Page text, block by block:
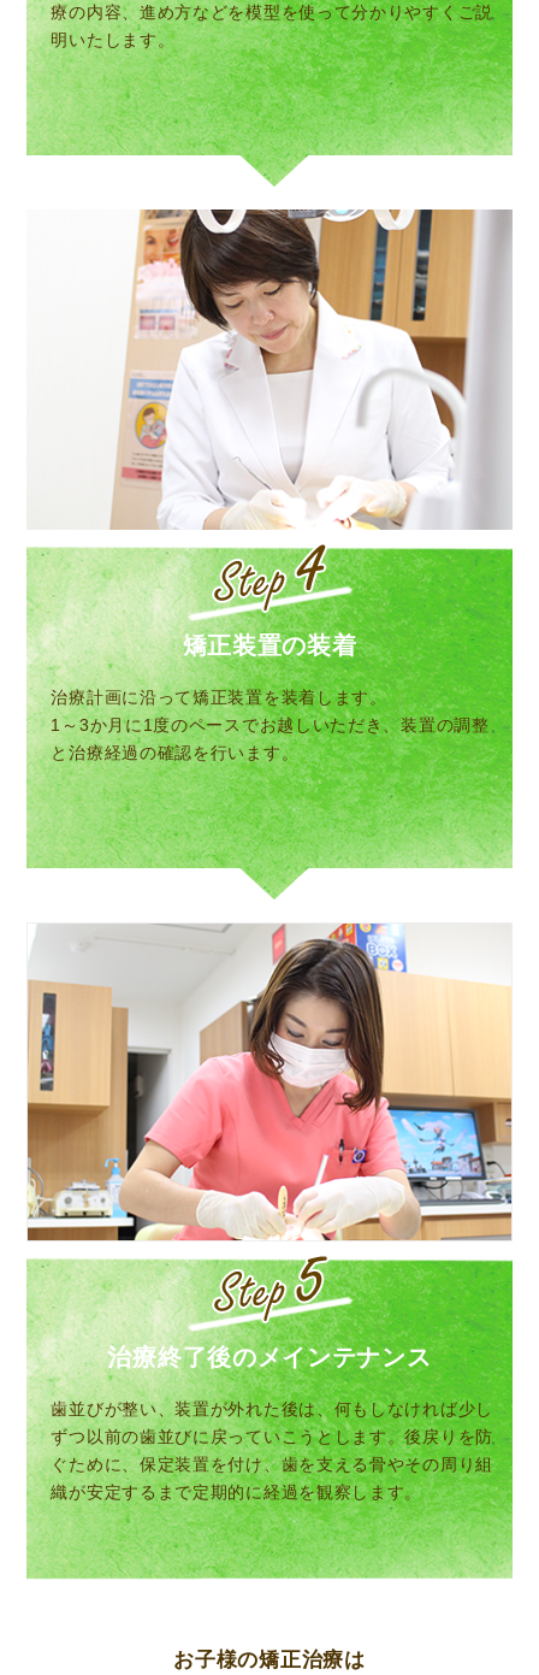
療の内容、進め方などを模型を使って分かりやすくご説
明いたします。
矯正装置の装着
治療計画に沿って矯正装置を装着します。
1～3か月に1度のペースでお越しいただき、装置の調整
と治療経過の確認を行います。
治療終了後のメインテナンス
歯並びが整い、装置が外れた後は、何もしなければ少し
ずつ以前の歯並びに戻っていこうとします。後戻りを防
ぐために、保定装置を付け、歯を支える骨やその周り組
織が安定するまで定期的に経過を観察します。
お子様の矯正治療は